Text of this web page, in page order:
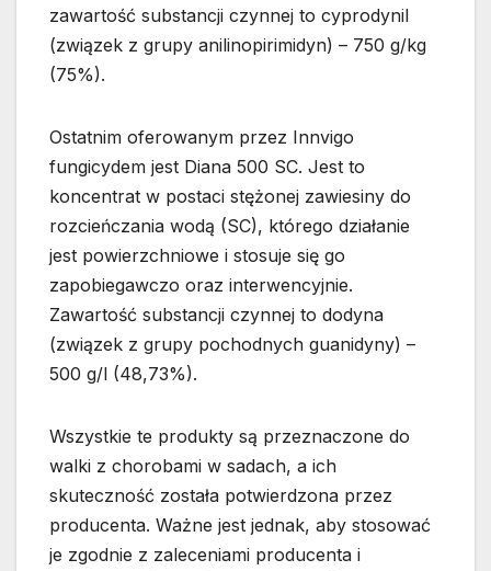
zawartość substancji czynnej to cyprodynil
(związek z grupy anilinopirimidyn) – 750 g/kg
(75%).
Ostatnim oferowanym przez Innvigo
fungicydem jest Diana 500 SC. Jest to
koncentrat w postaci stężonej zawiesiny do
rozcieńczania wodą (SC), którego działanie
jest powierzchniowe i stosuje się go
zapobiegawczo oraz interwencyjnie.
Zawartość substancji czynnej to dodyna
(związek z grupy pochodnych guanidyny) –
500 g/l (48,73%).
Wszystkie te produkty są przeznaczone do
walki z chorobami w sadach, a ich
skuteczność została potwierdzona przez
producenta. Ważne jest jednak, aby stosować
je zgodnie z zaleceniami producenta i